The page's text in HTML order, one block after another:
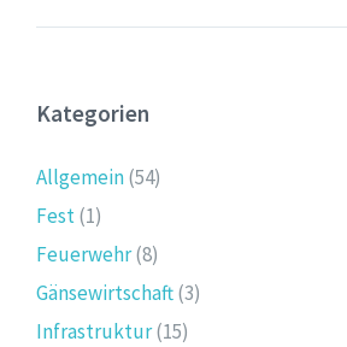
Kategorien
Allgemein(54)
Fest(1)
Feuerwehr(8)
Gänsewirtschaft(3)
Infrastruktur(15)